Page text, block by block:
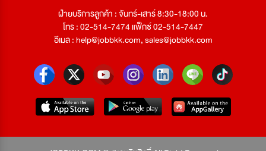
ฝ่ายบริการลูกค้า : จันทร์-เสาร์ 8:30-18:00 น.
โทร : 02-514-7474 แฟ็กซ์ 02-514-7447
อีเมล :help@jobbkk.com,sales@jobbkk.com